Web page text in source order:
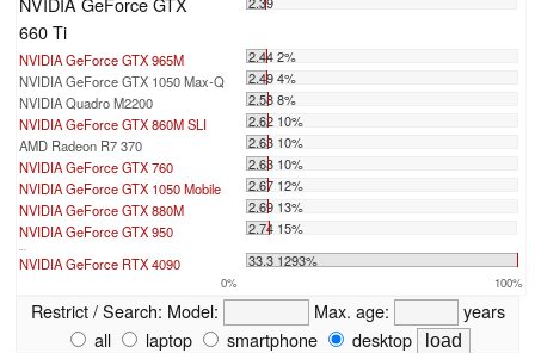
660 Ti
NVIDIA GeForce GTX 965M
2.44 2%
NVIDIA GeForce GTX 1050 Max-Q
2.49 4%
NVIDIA Quadro M2200
2.58 8%
NVIDIA GeForce GTX 860M SLI
2.62 10%
AMD Radeon R7 370
2.63 10%
NVIDIA GeForce GTX 760
2.63 10%
NVIDIA GeForce GTX 1050 Mobile
2.67 12%
NVIDIA GeForce GTX 880M
2.69 13%
NVIDIA GeForce GTX 950
2.74 15%
NVIDIA GeForce RTX 4090 33.3 1293%
0% 100%
Restrict / Search: Model: Max. age:
years
all
laptop smartphone desktop